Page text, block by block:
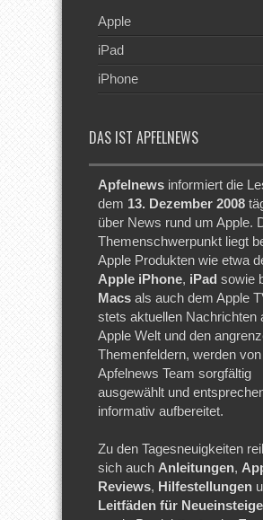
Apple
iPad
iPhone
DAS IST APFELNEWS
Apfelnews informiert die
dem 13. Dezember 2008
über News rund um Apple.
Themenschwerpunkt liegt
Apple Produkten wie etwa
Apple iPhone, iPad sowie
Macs als auch dem Apple
stets aktuellen Nachrichten
Apple Welt und den
Themenfeldern, werden
Apfelnews Team sorgfältig
ausgewählt und
informativ aufbereitet.
Zu den Tagesneuigkeiten
sich auch Anleitungen,
Reviews, Hilfestellungen
Leitfäden für